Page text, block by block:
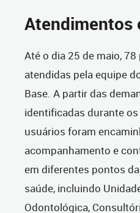
Atendimentos
Até o dia 25 de maio,
atendidas pela equipe
Base. A partir das
identificadas durante
usuários foram
acompanhamento e
em diferentes pontos
saúde, incluindo
Odontológica,